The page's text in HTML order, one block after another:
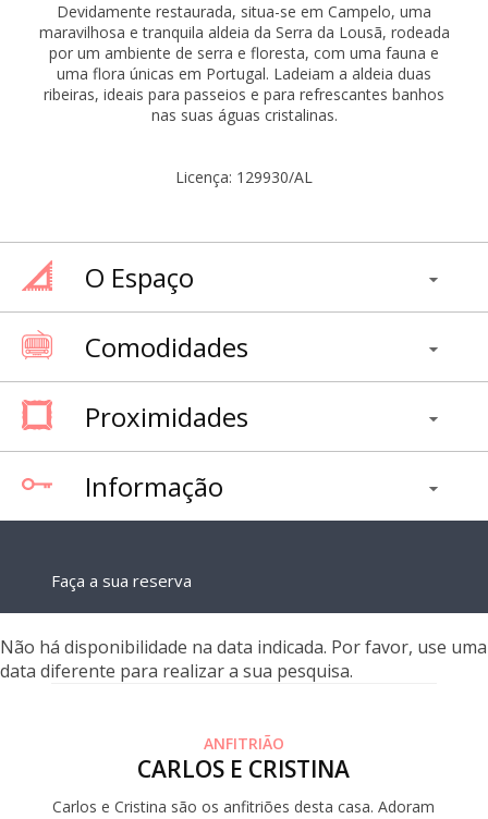
Devidamente restaurada, situa-se em Campelo, uma
maravilhosa e tranquila aldeia da Serra da Lousã, rodeada
por um ambiente de serra e floresta, com uma fauna e
uma flora únicas em Portugal. Ladeiam a aldeia duas
ribeiras, ideais para passeios e para refrescantes banhos
nas suas águas cristalinas.
Licença: 129930/AL
O Espaço
Comodidades
Proximidades
Informação
Faça a sua reserva
Não há disponibilidade na data indicada. Por favor, use uma
data diferente para realizar a sua pesquisa.
ANFITRIÃO
CARLOS E CRISTINA
Carlos e Cristina são os anfitriões desta casa. Adoram